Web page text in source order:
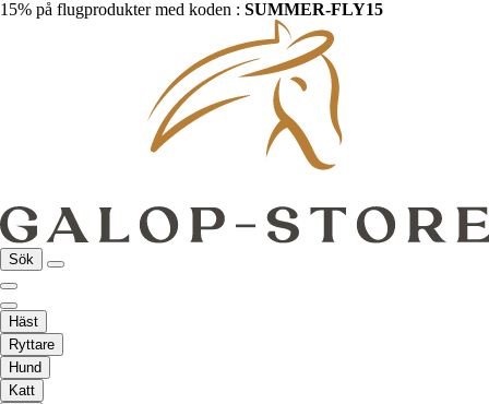
15% på flugprodukter med koden : SUMMER-FLY15
Sök
Häst
Ryttare
Hund
Katt